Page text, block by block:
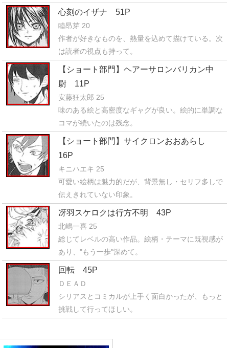
心刻のイザナ 51P
睦昂芽 20
作者が好きなものを、熱量を込めて描けている。次
は読者の視点も持って。
【ショート部門】ヘアーサロンバリカン中
尉 11P
安藤狂太郎 25
味のある絵と高密度なギャグが良い。絵的に単調な
コマが続いたのは残念。
【ショート部門】サイクロンおおあらし
16P
キニハエキ 25
可愛い絵柄は魅力的だが、背景無し・セリフ多しで
伝えきれていない印象。
冴羽スケロクは行方不明 43P
北嶋一喜 25
総じてレベルの高い作品。絵柄・テーマに既視感が
あり、"もう一歩"深めて。
回転 45P
ＤＥＡＤ
シリアスとコミカルが上手く面白かったが、もっと
挑戦して行ってほしい。